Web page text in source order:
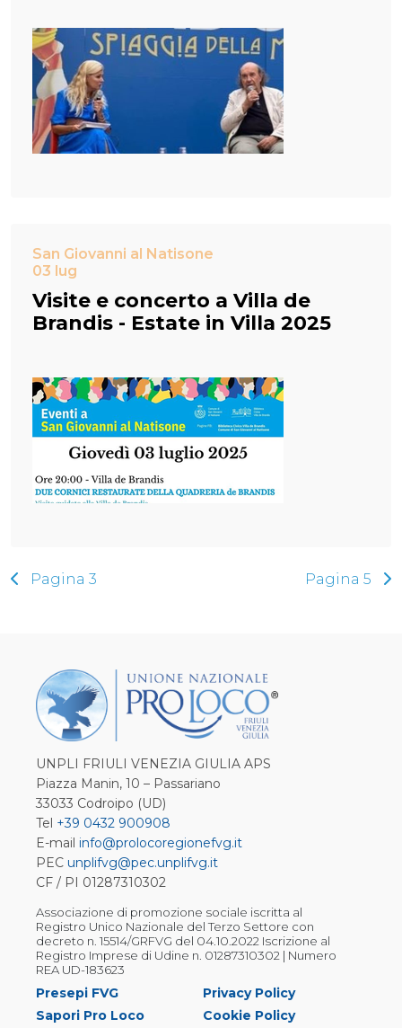
San Giovanni al Natisone
03 lug
Visite e concerto a Villa de
Brandis - Estate in Villa 2025
Pagina 3 Pagina 5
UNPLI FRIULI VENEZIA GIULIA APS
Piazza Manin, 10 – Passariano
33033 Codroipo (UD)
Tel +39 0432 900908
E-mail info@prolocoregionefvg.it
PEC unplifvg@pec.unplifvg.it
CF / PI 01287310302
Associazione di promozione sociale iscritta al
Registro Unico Nazionale del Terzo Settore con
decreto n. 15514/GRFVG del 04.10.2022 Iscrizione al
Registro Imprese di Udine n. 01287310302 | Numero
REA UD-183623
Presepi FVG
Sapori Pro Loco
Privacy Policy
Cookie Policy